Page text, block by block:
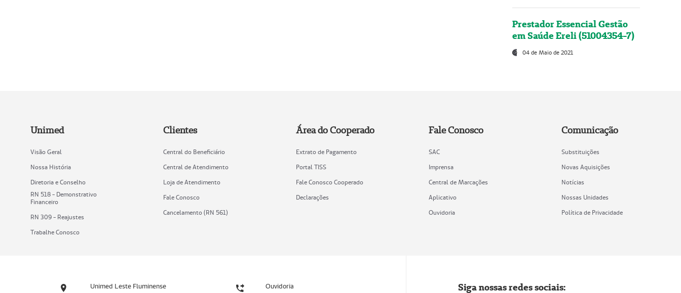
Prestador Essencial Gestão
em Saúde Ereli (51004354-7)
04 de Maio de 2021
Unimed
Visão Geral
Nossa História
Diretoria e Conselho
RN 518 - Demonstrativo
Financeiro
RN 309 - Reajustes
Trabalhe Conosco
Clientes
Central do Beneficiário
Central de Atendimento
Loja de Atendimento
Fale Conosco
Cancelamento (RN 561)
Área do Cooperado
Extrato de Pagamento
Portal TISS
Fale Conosco Cooperado
Declarações
Fale Conosco
SAC
Imprensa
Central de Marcações
Aplicativo
Ouvidoria
Comunicação
Substituições
Novas Aquisições
Notícias
Nossas Unidades
Política de Privacidade
Unimed Leste Fluminense Ouvidoria Siga nossas redes sociais: